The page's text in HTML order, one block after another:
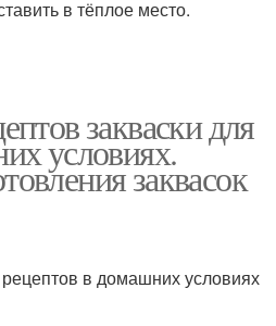
в тёплое место.
закваски для
условиях.
заквасок
в домашних условиях